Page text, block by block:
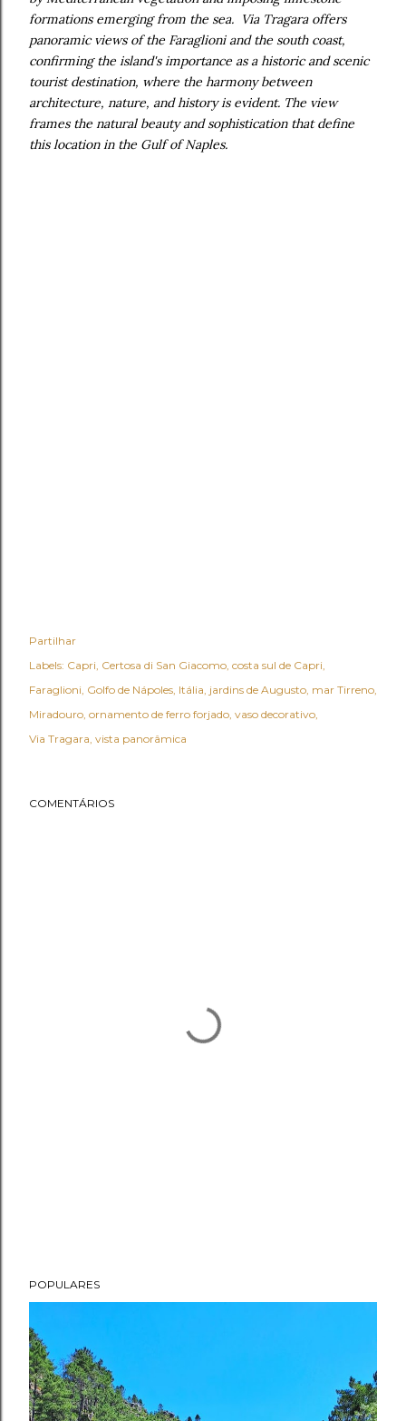
formations emerging from the sea. Via Tragara offers
panoramic views of the Faraglioni and the south coast,
confirming the island's importance as a historic and scenic
tourist destination, where the harmony between
architecture, nature, and history is evident. The view
frames the natural beauty and sophistication that define
this location in the Gulf of Naples.
Partilhar
Labels: Capri Certosa di San Giacomo costa sul de Capri
Faraglioni Golfo de Nápoles Itália jardins de Augusto mar Tirreno
Miradouro ornamento de ferro forjado vaso decorativo
Via Tragara vista panorâmica
COMENTÁRIOS
POPULARES